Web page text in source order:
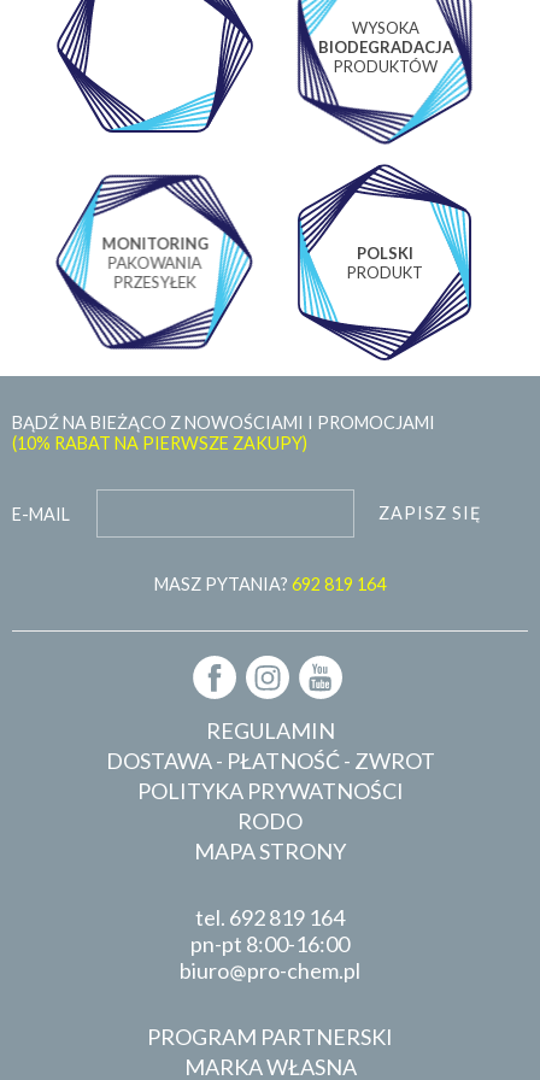
WYSOKA
BIODEGRADACJA
PRODUKTÓW
MONITORING
PAKOWANIA
PRZESYŁEK
POLSKI
PRODUKT
BĄDŹ NA BIEŻĄCO Z NOWOŚCIAMI I PROMOCJAMI
(10% RABAT NA PIERWSZE ZAKUPY)
E-MAIL ZAPISZ SIĘ
MASZ PYTANIA? 692 819 164
REGULAMIN
DOSTAWA - PŁATNOŚĆ - ZWROT
POLITYKA PRYWATNOŚCI
RODO
MAPA STRONY
tel. 692 819 164
pn-pt 8:00-16:00
biuro
pro-chem.pl
PROGRAM PARTNERSKI
MARKA WŁASNA